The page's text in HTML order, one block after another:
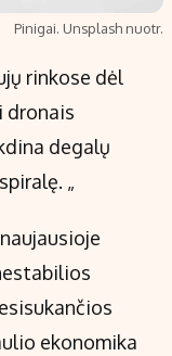
Pinigai. Unsplash nuotr.
rinkose dėl
dronais
degalų
„
ekonomika